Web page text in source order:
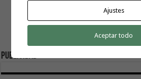
Publicidad
Ajustes
Aceptar todo